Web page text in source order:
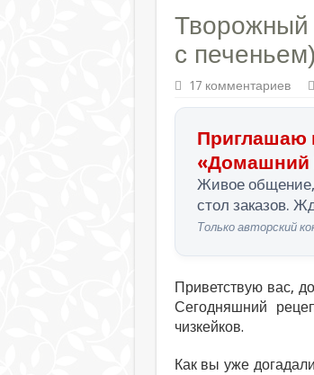
Творожный
с печеньем)
17 комментариев
Приглашаю
«Домашний
Живое общение,
стол заказов.
Только авторский
Приветствую вас,
Сегодняшний
чизкейков.
Как вы уже